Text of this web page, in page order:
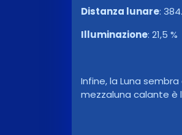
Distanza lunare:
Illuminazione: 21,5 %
Infine, la Luna
mezzaluna calante è